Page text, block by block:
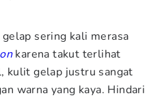
sering kali merasa
karena takut terlihat
kulit gelap justru sangat
warna yang kaya. Hindari